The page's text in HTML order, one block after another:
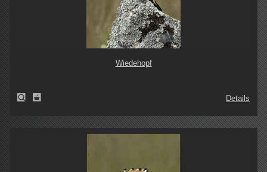
Wiedehopf
Details